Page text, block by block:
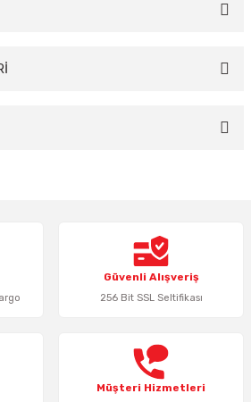
ilk yorumu siz yapın!
veya görüntülenemiyor.
bilgiler bulunuyor.
olmalı.
Güvenli Alışveriş
256 Bit SSL Seltifikası
Müşteri Hizmetleri